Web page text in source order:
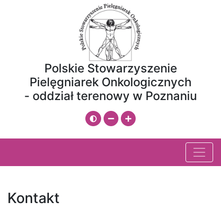
Przeskocz do treści
Polskie Stowarzyszenie
Pielęgniarek Onkologicznych
- oddział terenowy w Poznaniu
Zmień kontrast
Zmniejsz rozmiar czcionki
Zwiększ rozmiar czcionki
Kontakt